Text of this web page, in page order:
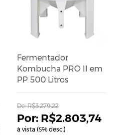
Fermentador
Kombucha PRO II em
PP 500 Litros
R$2.803,74
à vista (5% desc.)
De: R$3.279,22